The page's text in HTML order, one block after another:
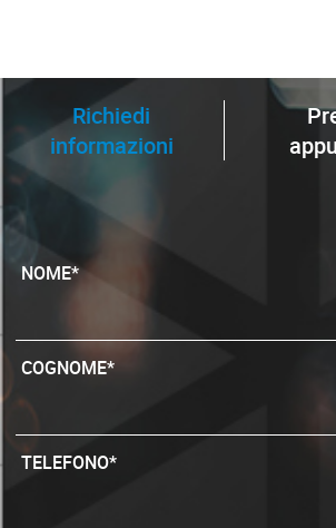
Richiedi
informazioni
NOME*
COGNOME*
TELEFONO*